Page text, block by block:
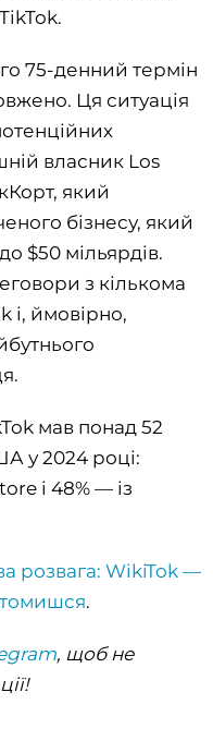
75-денний термін
Ця ситуація
власник Los
який
бізнесу, який
$50 мільярдів.
з кількома
і, ймовірно,
мав понад 52
у 2024 році:
і 48% — із
розвага: WikiTok —
.
, щоб не